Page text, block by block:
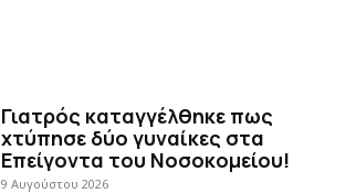
Γιατρός καταγγέλθηκε πως
χτύπησε δύο γυναίκες στα
Επείγοντα του Νοσοκομείου!
9 Αυγούστου 2026